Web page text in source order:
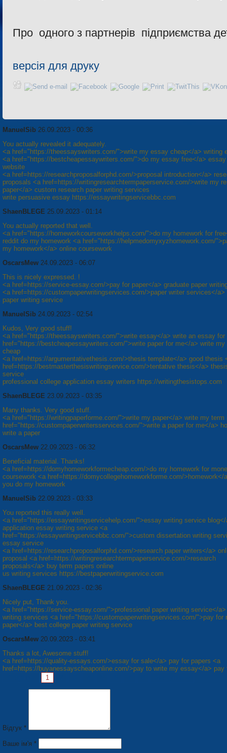
Про одного з партнерів підприємства
версія для друку
ManuelSib 26.09.2023 - 00:36
You actually revealed it adequately.
<a href="https://theessayswriters.com/">write my essay cheap</a> writing
<a href="https://bestcheapessaywriters.com/">do my essay free</a> essay
website
<a href=https://researchproposalforphd.com/>proposal introduction</a>
proposals <a href=https://writingresearchtermpaperservice.com/>write my
paper</a> custom research paper writing services
write persuasive essay https://essaywritingservicebbc.com
ShaenBLEGE 25.09.2023 - 01:14
You actually reported that well.
<a href="https://homeworkcourseworkhelps.com/">do my homework for
reddit do my homework <a href="https://helpmedomyxyzhomework.com/
my homework</a> online coursework
OscarsMew 24.09.2023 - 06:07
This is nicely expressed. !
<a href=https://service-essay.com/>pay for paper</a> graduate paper
<a href=https://custompaperwritingservices.com/>paper writer services</a>
paper writing service
ManuelSib 24.09.2023 - 02:54
Kudos, Very good stuff!
<a href="https://theessayswriters.com/">write essay</a> write an essay for
href="https://bestcheapessaywriters.com/">write paper for me</a> write
cheap
<a href=https://argumentativethesis.com/>thesis template</a> good thesis
href=https://bestmasterthesiswritingservice.com/>tentative thesis</a>
service
professional college application essay writers https://writingthesistops.com
ShaenBLEGE 23.09.2023 - 03:35
Many thanks. Very good stuff.
<a href="https://writingpaperforme.com/">write my paper</a> write my term
href="https://custompaperwritersservices.com/">write a paper for me</a>
write a paper
OscarsMew 22.09.2023 - 06:32
Beneficial material. Thanks!
<a href=https://domyhomeworkformecheap.com/>do my homework for
coursework <a href=https://domycollegehomeworkforme.com/>homework</
you do my homework
ManuelSib 22.09.2023 - 03:33
You reported this really well.
<a href="https://essaywritingservicehelp.com/">essay writing service
application essay writing service <a
href="https://essaywritingservicebbc.com/">custom dissertation writing
essay service
<a href=https://researchproposalforphd.com/>research paper writers</a>
proposal <a href=https://writingresearchtermpaperservice.com/>research
proposals</a> buy term papers online
us writing services https://bestpaperwritingservice.com
ShaenBLEGE 21.09.2023 - 02:36
Nicely put, Thank you.
<a href="https://service-essay.com/">professional paper writing service</a>
writing services <a href="https://custompaperwritingservices.com/">pay for
paper</a> best college paper writing service
OscarsMew 20.09.2023 - 03:41
Thanks a lot, Awesome stuff!
<a href=https://quality-essays.com/>essay for sale</a> pay for papers <a
href=https://buyanessayscheaponline.com/>pay to write my essay</a> pay
1
Відгук *
Ваше ім'я *